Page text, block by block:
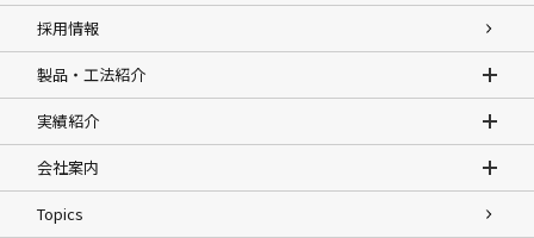
採用情報
製品・工法紹介
実績紹介
会社案内
Topics